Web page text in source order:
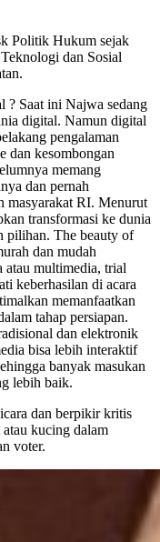
Politik Hukum sejak
dan Sosial
? Saat ini Najwa sedang
digital. Namun digital
pengalaman
dan kesombongan
memang
dan pernah
masyarakat RI. Menurut
transformasi ke dunia
pilihan. The beauty of
dan mudah
atau multimedia, trial
keberhasilan di acara
memanfaatkan
tahap persiapan.
dan elektronik
bisa lebih interaktif
banyak masukan
lebih baik.
dan berpikir kritis
kucing dalam
voter.